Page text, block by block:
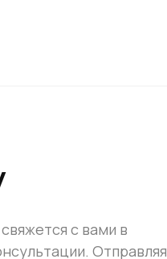
с вами в
Отправляя